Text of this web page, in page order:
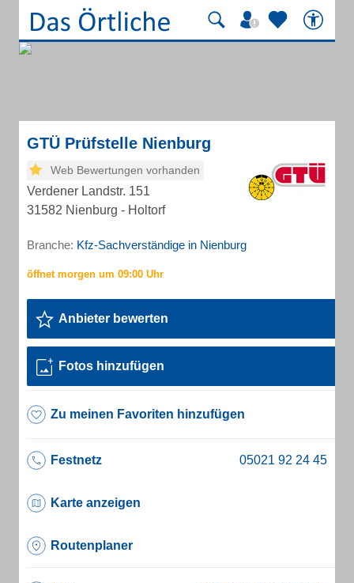
GTÜ Prüfstelle Nienburg
Web Bewertungen vorhanden
Verdener Landstr. 151
31582 Nienburg - Holtorf
Branche: Kfz-Sachverständige in Nienburg
Anbieter bewerten
Fotos hinzufügen
Zu meinen Favoriten hinzufügen
Festnetz
Karte anzeigen
Routenplaner